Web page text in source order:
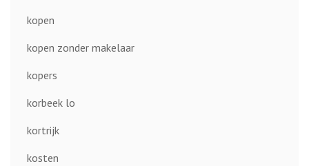
kopen
kopen zonder makelaar
kopers
korbeek lo
kortrijk
kosten